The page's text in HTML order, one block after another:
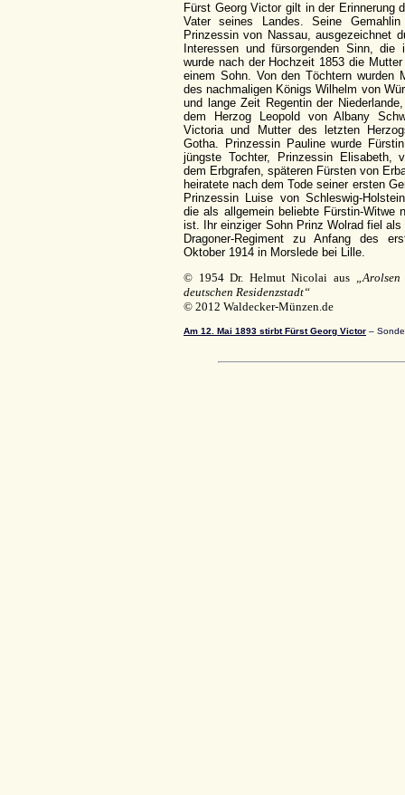
Fürst Georg Victor gilt in der Erinnerung
Vater seines Landes. Seine
Prinzessin von Nassau, ausgezeichnet
Interessen und fürsorgenden Sinn,
wurde nach der Hochzeit 1853 die
einem Sohn. Von den Töchtern wurden
des nachmaligen Königs Wilhelm von
und lange Zeit Regentin der
dem Herzog Leopold von Albany
Victoria und Mutter des letzten
Gotha. Prinzessin Pauline wurde
jüngste Tochter, Prinzessin Elisabeth,
dem Erbgrafen, späteren Fürsten von
heiratete nach dem Tode seiner ersten
Prinzessin Luise von Schleswig-
die als allgemein beliebte Fürstin-Witwe
ist. Ihr einziger Sohn Prinz Wolrad fiel
Dragoner-Regiment zu Anfang des
Oktober 1914 in Morslede bei Lille.
© 1954 Dr. Helmut Nicolai aus
deutschen Residenzstadt“
© 2012 Waldecker-Münzen.de
Am 12. Mai 1893 stirbt Fürst Georg Victor –